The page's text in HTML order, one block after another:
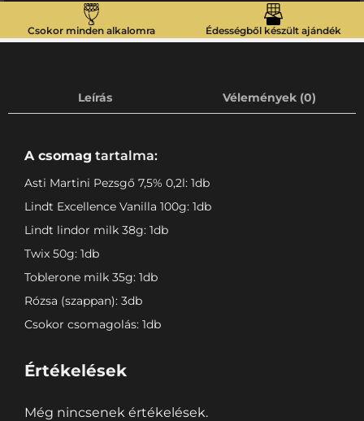
Csokor minden alkalomra Édességből készült ajándék
Leírás Vélemények (0)
A csomag tartalma:
Asti Martini Pezsgő 7,5% 0,2l: 1db
Lindt Excellence Vanilla 100g: 1db
Lindt lindor milk 38g: 1db
Twix 50g: 1db
Toblerone milk 35g: 1db
Rózsa (szappan): 3db
Csokor csomagolás: 1db
Értékelések
Még nincsenek értékelések.